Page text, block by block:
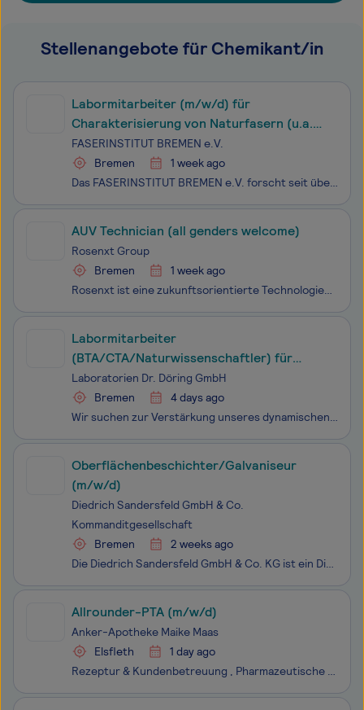
Stellenangebote für Chemikant/in
Labormitarbeiter (m/w/d) für
Charakterisierung von Naturfasern (u.a.
Baumwolle, Wolle)
FASERINSTITUT BREMEN e.V.
Bremen
1 week ago
Das FASERINSTITUT BREMEN e.V. forscht seit über 50 Jahren auf den Gebieten der Herstellung, Charakterisierung und Anwendung von Fasern, technischen Textilien und Faserverbundwerkstoffen. Heute arbeiten am Institut an den Standorten Uni-Campus, Baumwollbörse und ECOMAT rund 60 Mitarbeiterinnen und Mi
AUV Technician (all genders welcome)
Rosenxt Group
Bremen
1 week ago
Rosenxt ist eine zukunftsorientierte Technologiegruppe - wir sind visionäre Architekten des Fortschritts mit Jahrzehnten an Ingenieurs-Exzellenz. Als ein privat geführter globaler Partner mit mehr als 650 Mitarbeitern schauen wir weit in die Zukunft, setzen auf Langfristigkeit und machen so aus Chan
Labormitarbeiter
(BTA/CTA/Naturwissenschaftler) für
Umweltanalytik - auch Quereinsteiger
Laboratorien Dr. Döring GmbH
Bremen
4 days ago
Wir suchen zur Verstärkung unseres dynamischen Teams in Brmen zum nächstmöglichen Zeitpunkt ein engagiertes neues Teammitglied (m/w/d) in Vollzeit.
Oberflächenbeschichter/Galvaniseur
(m/w/d)
Diedrich Sandersfeld GmbH & Co.
Kommanditgesellschaft
Bremen
2 weeks ago
Die Diedrich Sandersfeld GmbH & Co. KG ist ein Dienstleister in der Veredelung von Metalloberflächen sowie in der verfahrenstechnischen Oberflächenbehandlung von Automobil-Karosserieteilen mit erfolgreicher mittelständischer Unternehmensgeschichte. Zu unserem Leistungsspektrum gehören das Galvan
Allrounder-PTA (m/w/d)
Anker-Apotheke Maike Maas
Elsfleth
1 day ago
Rezeptur & Kundenbetreuung , Pharmazeutische Tätigkeiten , Laborarbeiten